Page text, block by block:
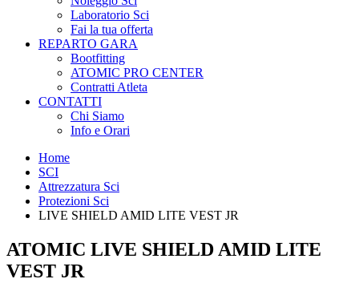
Laboratorio Sci
Fai la tua offerta
REPARTO GARA
Bootfitting
ATOMIC PRO CENTER
Contratti Atleta
CONTATTI
Chi Siamo
Info e Orari
Home
SCI
Attrezzatura Sci
Protezioni Sci
LIVE SHIELD AMID LITE VEST JR
ATOMIC LIVE SHIELD AMID LITE
VEST JR